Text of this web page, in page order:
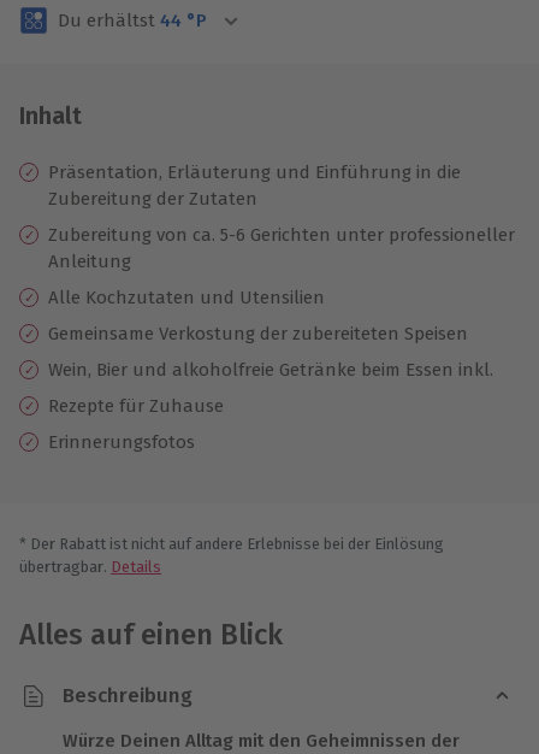
Du erhältst 44 °P
Inhalt
Präsentation, Erläuterung und Einführung in die
Zubereitung der Zutaten
Zubereitung von ca. 5-6 Gerichten unter professioneller
Anleitung
Alle Kochzutaten und Utensilien
Gemeinsame Verkostung der zubereiteten Speisen
Wein, Bier und alkoholfreie Getränke beim Essen inkl.
Rezepte für Zuhause
Erinnerungsfotos
* Der Rabatt ist nicht auf andere Erlebnisse bei der Einlösung
übertragbar. Details
Alles auf einen Blick
Beschreibung
Würze Deinen Alltag mit den Geheimnissen der